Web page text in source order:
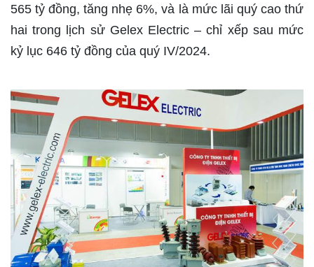
565 tỷ đồng, tăng nhẹ 6%, và là mức lãi quý cao thứ
hai trong lịch sử Gelex Electric – chỉ xếp sau mức
kỷ lục 646 tỷ đồng của quý IV/2024.